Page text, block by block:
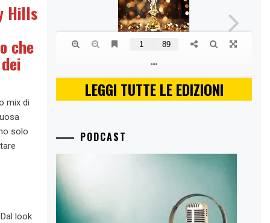
Hills
che
mix di
solo
look
LEGGI TUTTE LE EDIZIONI
PODCAST